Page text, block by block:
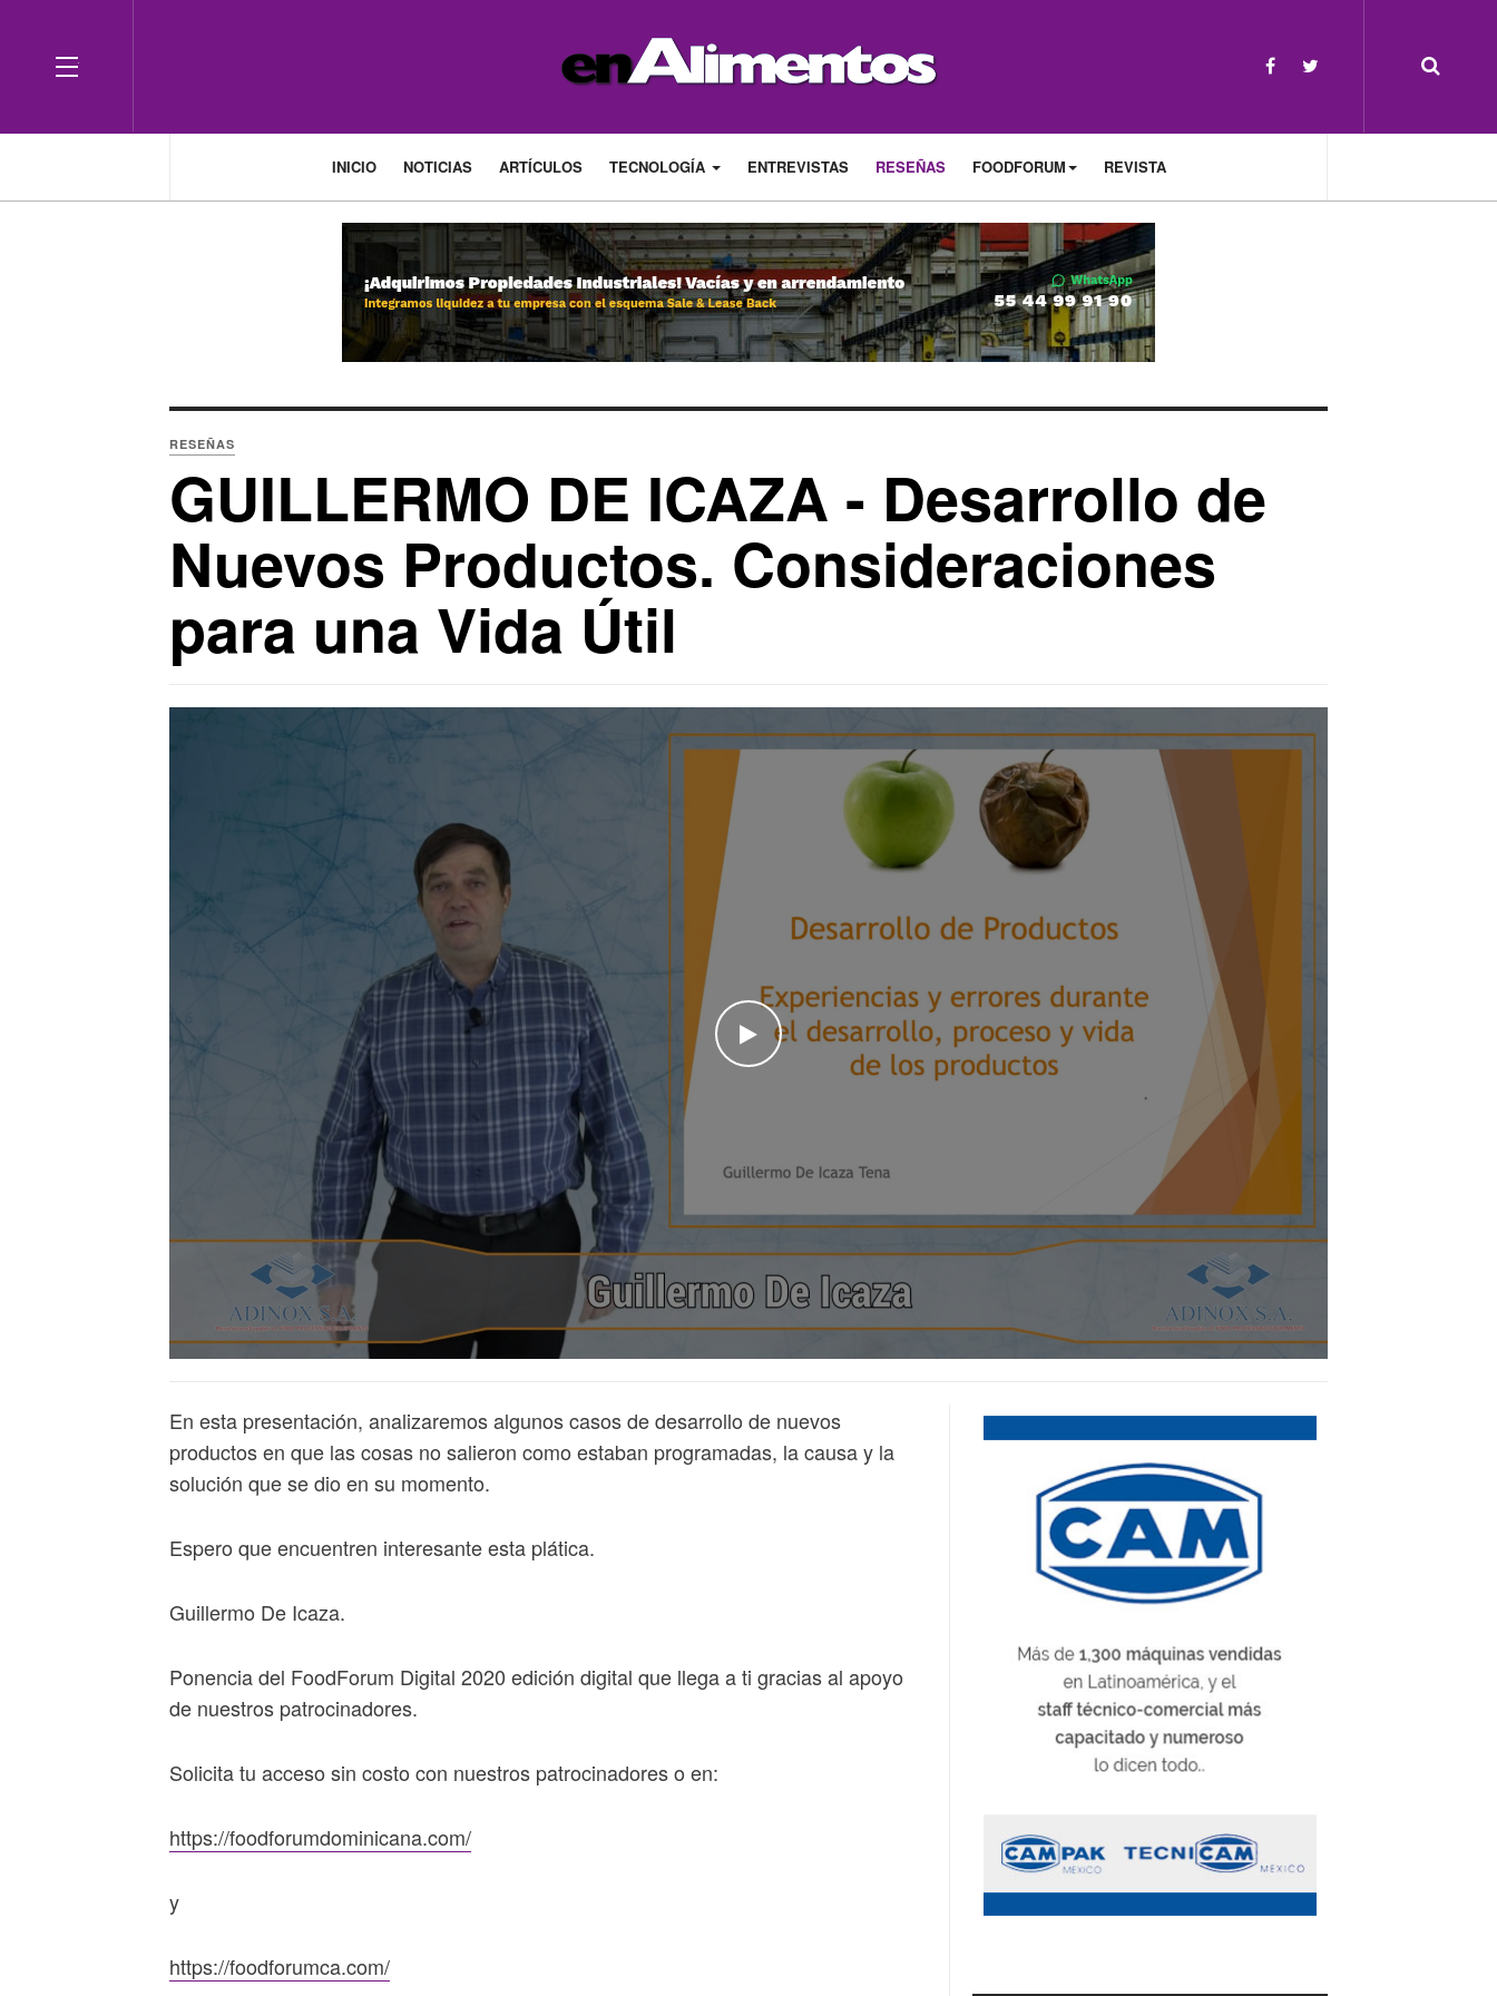
OFF CANVAS
INICIO NOTICIAS ARTÍCULOS TECNOLOGÍA ENTREVISTAS RESEÑAS FOODFORUM REVISTA
RESEÑAS
GUILLERMO DE ICAZA - Desarrollo de
Nuevos Productos. Consideraciones
para una Vida Útil
WATCH THE VIDEO
En esta presentación, analizaremos algunos casos de desarrollo de nuevos
productos en que las cosas no salieron como estaban programadas, la causa y la
solución que se dio en su momento.
Espero que encuentren interesante esta plática.
Guillermo De Icaza.
Ponencia del FoodForum Digital 2020 edición digital que llega a ti gracias al apoyo
de nuestros patrocinadores.
Solicita tu acceso sin costo con nuestros patrocinadores o en:
https://foodforumdominicana.com/
y
https://foodforumca.com/